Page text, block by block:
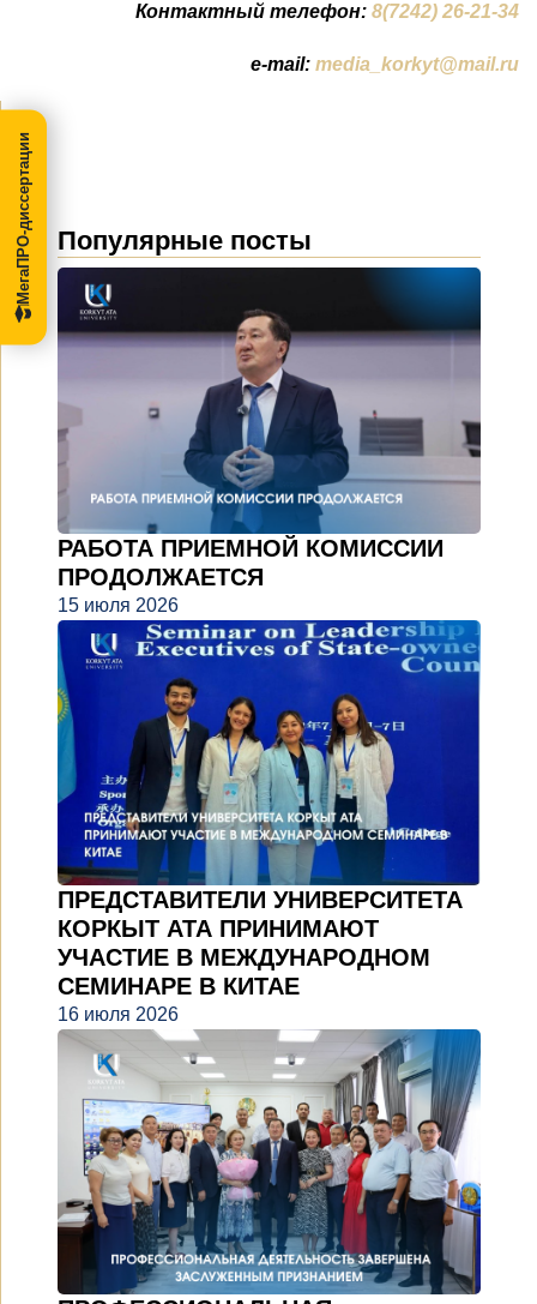
Контактный телефон: 8(7242) 26-21-34
e-mail: media_korkyt@mail.ru
Популярные посты
РАБОТА ПРИЕМНОЙ КОМИССИИ
ПРОДОЛЖАЕТСЯ
15 июля 2026
ПРЕДСТАВИТЕЛИ УНИВЕРСИТЕТА
КОРКЫТ АТА ПРИНИМАЮТ
УЧАСТИЕ В МЕЖДУНАРОДНОМ
СЕМИНАРЕ В КИТАЕ
16 июля 2026
МегаПРО-диссертации